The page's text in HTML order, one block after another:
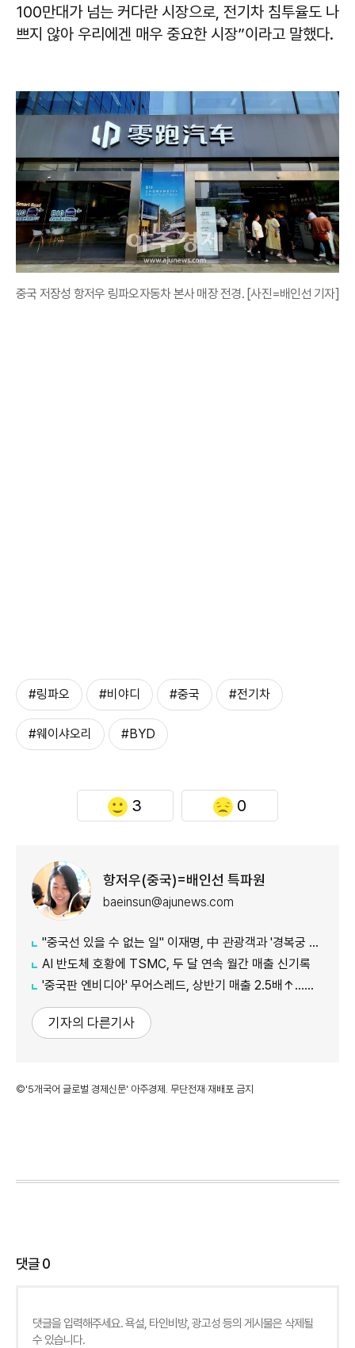
100만대가 넘는 커다란 시장으로, 전기차 침투율도 나
쁘지 않아 우리에겐 매우 중요한 시장”이라고 말했다.
중국 저장성 항저우 링파오자동차 본사 매장 전경. [사진=배인선 기자]
#링파오 #비야디 #중국 #전기차
#웨이샤오리 #BYD
3 0
항저우(중국)=배인선 특파원
baeinsun@ajunews.com
"중국선 있을 수 없는 일" 이재명, 中 관광객과 '경복궁 셀카' 화제
AI 반도체 호황에 TSMC, 두 달 연속 월간 매출 신기록
'중국판 엔비디아' 무어스레드, 상반기 매출 2.5배↑…홍콩 상장도 추진
기자의 다른기사
©'5개국어 글로벌 경제신문' 아주경제. 무단전재·재배포 금지
댓글0